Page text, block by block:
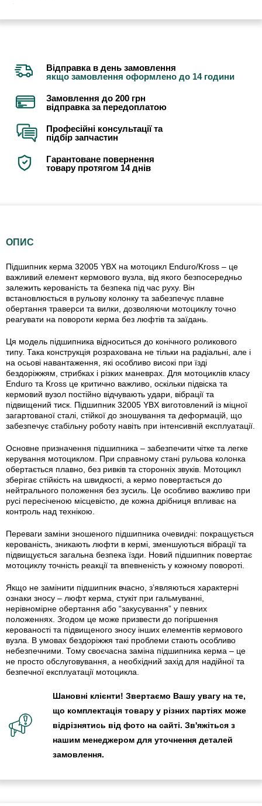
Відправка в день замовлення
якщо замовлення оформлено до 14 години
Замовлення до 200 грн
відправка за передоплатою
Професійні консультації та
підбір запчастин
Гарантоване повернення
товару протягом 14 днів
ОПИС
Підшипник керма 32005 YBX на мотоцикл Enduro/Kross – це
важливий елемент кермового вузла, від якого безпосередньо
залежить керованість та безпека під час руху. Він
встановлюється в рульову колонку та забезпечує плавне
обертання траверси та вилки, дозволяючи мотоциклу точно
реагувати на повороти керма без люфтів та заїдань.
Ця модель підшипника відноситься до конічного роликового
типу. Така конструкція розрахована не тільки на радіальні, але і
на осьові навантаження, які особливо високі при їзді
бездоріжжям, стрибках і різких маневрах. Для мотоциклів класу
Enduro та Kross це критично важливо, оскільки підвіска та
кермовий вузол постійно відчувають удари, вібрації та
підвищений тиск. Підшипник 32005 YBX виготовлений із міцної
загартованої сталі, стійкої до зношування та деформацій, що
забезпечує стабільну роботу навіть при інтенсивній експлуатації.
Основне призначення підшипника – забезпечити чітке та легке
керування мотоциклом. При справному стані рульова колонка
обертається плавно, без ривків та сторонніх звуків. Мотоцикл
зберігає стійкість на швидкості, а кермо повертається до
нейтрального положення без зусиль. Це особливо важливо при
русі пересіченою місцевістю, де кожна дрібниця впливає на
контроль над технікою.
Переваги заміни зношеного підшипника очевидні: покращується
керованість, зникають люфти в кермі, зменшуються вібрації та
підвищується загальна безпека їзди. Новий підшипник повертає
мотоциклу точність реакції та впевненість у кожному повороті.
Якщо не замінити підшипник вчасно, з’являються характерні
ознаки зносу – люфт керма, стукіт при гальмуванні,
нерівномірне обертання або “закусування” у певних
положеннях. Згодом це може призвести до погіршення
керованості та підвищеного зносу інших елементів кермового
вузла. В умовах бездоріжжя такі проблеми стають особливо
небезпечними. Тому своєчасна заміна підшипника керма – це
не просто обслуговування, а необхідний захід для надійної та
безпечної експлуатації мотоцикла.
Шановні клієнти! Звертаємо Вашу увагу на те,
що комплектація товару у різних партіях може
відрізнятись від фото на сайті. Зв'яжіться з
нашим менеджером для уточнення деталей
замовлення.